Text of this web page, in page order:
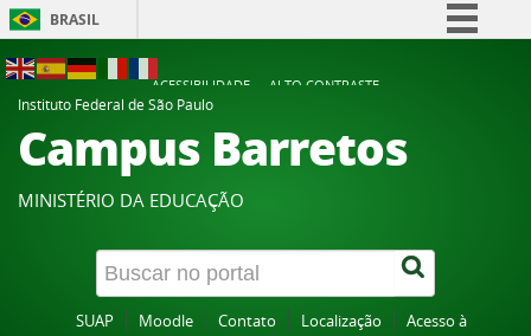
BRASIL
Participe
Acesso à informação
Canais
ACESSIBILIDADE
ALTO CONTRASTE
Instituto Federal de São Paulo
Campus Barretos
MINISTÉRIO DA EDUCAÇÃO
SUAP Moodle Contato Localização
Acesso à